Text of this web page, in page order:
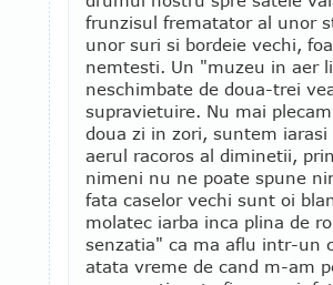
frunzisul frematator al unor
unor suri si bordeie vechi,
nemtesti. Un "muzeu in aer
neschimbate de doua-trei
supravietuire. Nu mai
doua zi in zori, suntem
aerul racoros al diminetii,
nimeni nu ne poate spune
fata caselor vechi sunt oi
molatec iarba inca plina de
senzatia" ca ma aflu intr-un
atata vreme de cand m-am